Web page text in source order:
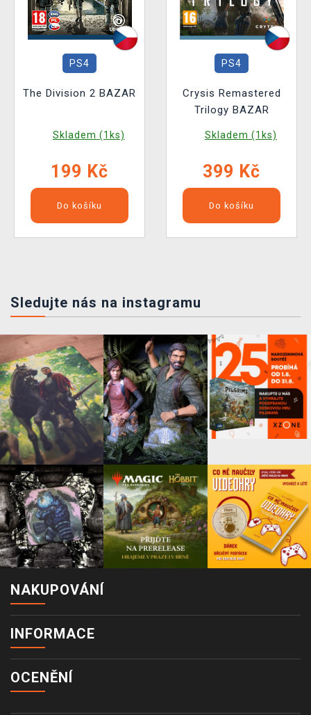
PS4
The Division 2 BAZAR
Skladem (1ks)
199 Kč
Do košíku
PS4
Crysis Remastered
Trilogy BAZAR
Skladem (1ks)
399 Kč
Do košíku
Sledujte nás na instagramu
NAKUPOVÁNÍ
INFORMACE
OCENĚNÍ